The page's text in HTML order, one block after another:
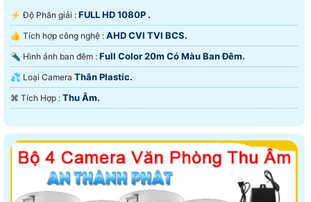
️⚡ Độ Phân giải : FULL HD 1080P .
👍 Tích hợp công nghệ : AHD CVI TVI BCS.
🔦 Hình ảnh ban đêm : Full Color 20m Có Màu Ban Ðêm.
💦 Loại Camera Thân Plastic.
️⌘ Tích Hợp : Thu Âm.